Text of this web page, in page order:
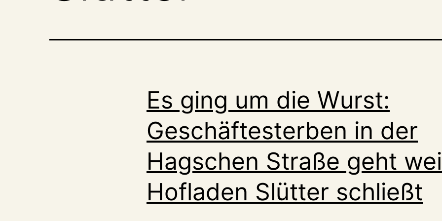
Es ging um die Wurst:
Geschäftesterben in der
Hagschen Straße geht
Hofladen Slütter schließt